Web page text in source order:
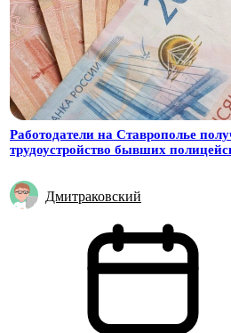
Работодатели на Ставрополье
трудоустройство бывших
Дмитраковский